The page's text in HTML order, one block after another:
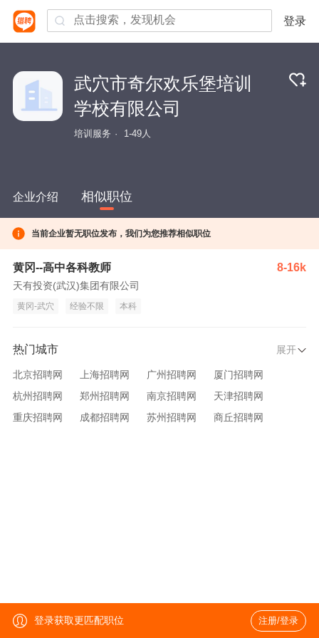
登录
武穴市奇尔欢乐堡培训
学校有限公司
培训服务 1-49人
企业介绍 相似职位
当前企业暂无职位发布，我们为您推荐相似职位
黄冈--高中各科教师 8-16k
天有投资(武汉)集团有限公司
黄冈-武穴 经验不限 本科
热门城市 展开
北京招聘网 上海招聘网 广州招聘网
厦门招聘网
杭州招聘网
郑州招聘网 南京招聘网
天津招聘网
重庆招聘网
成都招聘网 苏州招聘网
商丘招聘网
登录获取更匹配职位 注册/登录